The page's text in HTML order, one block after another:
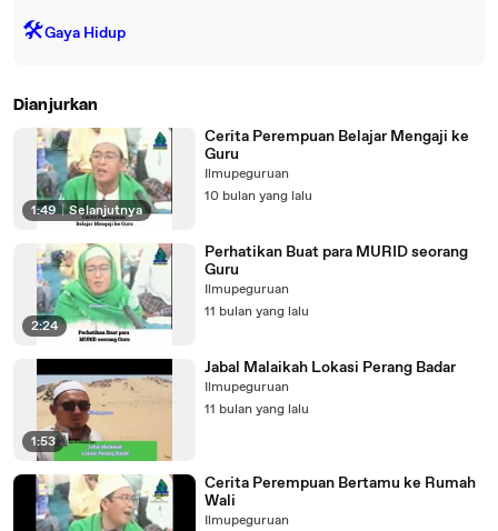
🛠️Gaya Hidup
Dianjurkan
1:49 | Selanjutnya
Cerita Perempuan Belajar Mengaji ke
Guru
Ilmupeguruan
10 bulan yang lalu
2:24
Perhatikan Buat para MURID seorang
Guru
Ilmupeguruan
11 bulan yang lalu
1:53
Jabal Malaikah Lokasi Perang Badar
Ilmupeguruan
11 bulan yang lalu
Cerita Perempuan Bertamu ke Rumah
Wali
Ilmupeguruan